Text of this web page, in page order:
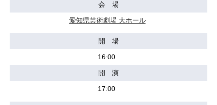
会 場
愛知県芸術劇場 大ホール
開 場
16:00
開 演
17:00